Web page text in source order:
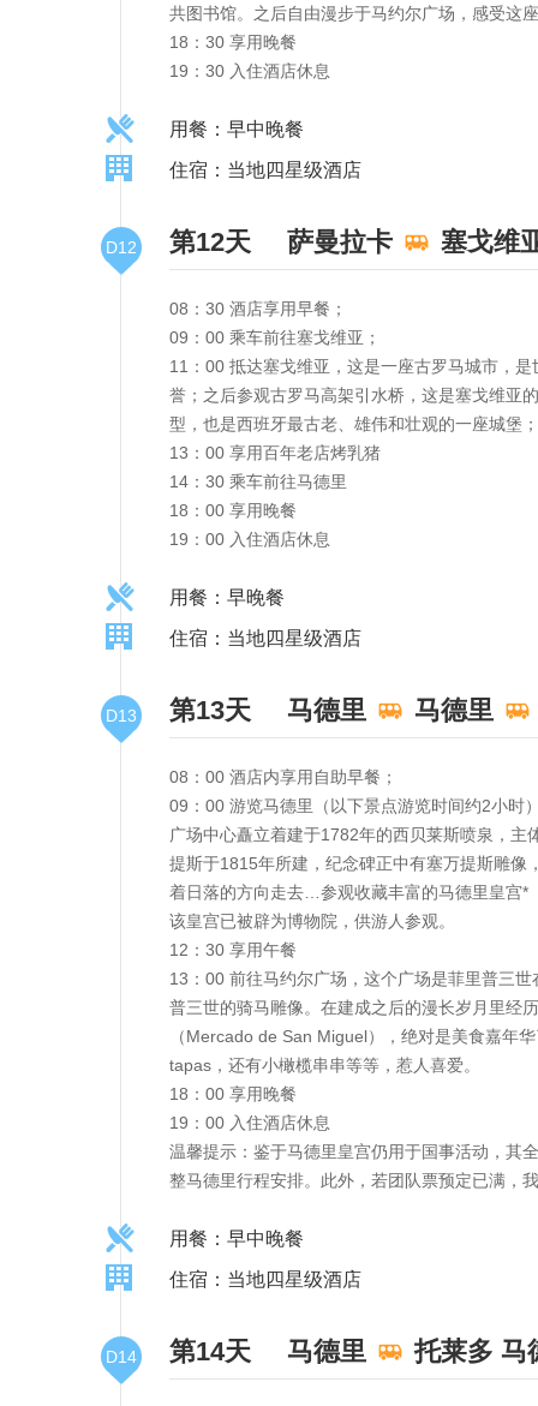
共图书馆。之后自由漫步于马约尔广场，感受这
18：30 享用晚餐
19：30 入住酒店休息
用餐：早中晚餐
住宿：当地四星级酒店
D12 第12天 萨曼拉卡 塞戈维
08：30 酒店享用早餐；
09：00 乘车前往塞戈维亚；
11：00 抵达塞戈维亚，这是一座古罗马城市，
誉；之后参观古罗马高架引水桥，这是塞戈维亚
型，也是西班牙最古老、雄伟和壮观的一座城堡；
13：00 享用百年老店烤乳猪
14：30 乘车前往马德里
18：00 享用晚餐
19：00 入住酒店休息
用餐：早晚餐
住宿：当地四星级酒店
D13 第13天 马德里 马德里
08：00 酒店内享用自助早餐；
09：00 游览马德里（以下景点游览时间约2小时
广场中心矗立着建于1782年的西贝莱斯喷泉，
提斯于1815年所建，纪念碑正中有塞万提斯雕
着日落的方向走去…参观收藏丰富的马德里皇宫*
该皇宫已被辟为博物院，供游人参观。
12：30 享用午餐
13：00 前往马约尔广场，这个广场是菲里普三
普三世的骑马雕像。在建成之后的漫长岁月里经
（Mercado de San Miguel），绝对是美食嘉年
tapas，还有小橄榄串串等等，惹人喜爱。
18：00 享用晚餐
19：00 入住酒店休息
温馨提示：鉴于马德里皇宫仍用于国事活动，其
整马德里行程安排。此外，若团队票预定已满，
用餐：早中晚餐
住宿：当地四星级酒店
D14 第14天 马德里 托莱多 马